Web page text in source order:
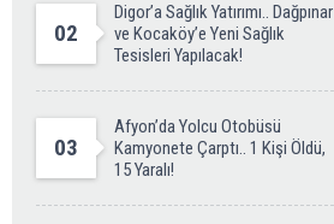
02
Digor’a Sağlık Yatırımı.. Dağpınar
ve Kocaköy’e Yeni Sağlık
Tesisleri Yapılacak!
03
Afyon’da Yolcu Otobüsü
Kamyonete Çarptı.. 1 Kişi Öldü,
15 Yaralı!